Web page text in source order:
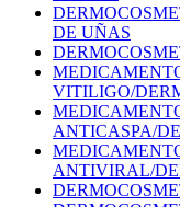
DE UÑAS
VITILIGO/
ANTICASPA/
ANTIVIRAL/